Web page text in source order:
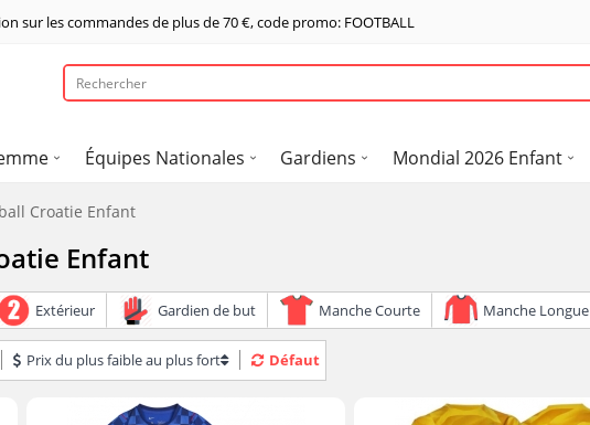
sur les commandes de plus de70 €, code promo: FOOTBALL
Équipes Nationales Gardiens Mondial 2026 Enfant
Croatie Enfant
Enfant
Extérieur Gardien de but Manche Courte Manche Longue
Prix du plus faible au plus fort Défaut